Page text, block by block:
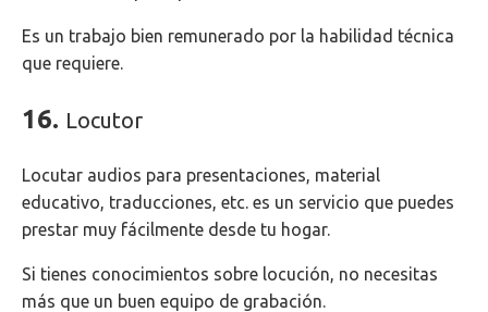
Es un trabajo bien remunerado por la habilidad técnica
que requiere.
16. Locutor
Locutar audios para presentaciones, material
educativo, traducciones, etc. es un servicio que puedes
prestar muy fácilmente desde tu hogar.
Si tienes conocimientos sobre locución, no necesitas
más que un buen equipo de grabación.